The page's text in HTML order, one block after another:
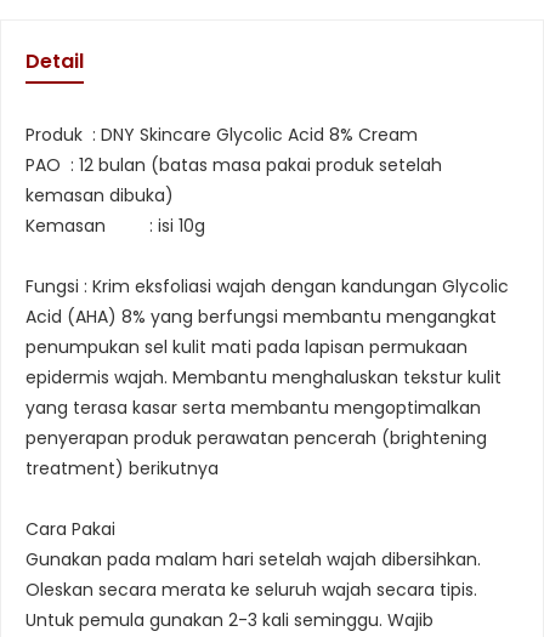
Detail
Produk : DNY Skincare Glycolic Acid 8% Cream
PAO : 12 bulan (batas masa pakai produk setelah
kemasan dibuka)
Kemasan : isi 10g
Fungsi : Krim eksfoliasi wajah dengan kandungan Glycolic
Acid (AHA) 8% yang berfungsi membantu mengangkat
penumpukan sel kulit mati pada lapisan permukaan
epidermis wajah. Membantu menghaluskan tekstur kulit
yang terasa kasar serta membantu mengoptimalkan
penyerapan produk perawatan pencerah (brightening
treatment) berikutnya
Cara Pakai
Gunakan pada malam hari setelah wajah dibersihkan.
Oleskan secara merata ke seluruh wajah secara tipis.
Untuk pemula gunakan 2-3 kali seminggu. Wajib